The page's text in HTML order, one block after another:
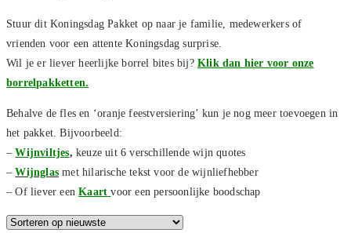
sluiten.
het
zoekpaneel
te
Stuur dit Koningsdag Pakket op naar je familie, medewerkers of
vrienden voor een attente Koningsdag surprise.
Wil je er liever heerlijke borrel bites bij? Klik dan hier voor onze
borrelpakketten.
Behalve de fles en ‘oranje feestversiering’ kun je nog meer toevoegen in
het pakket. Bijvoorbeeld:
–Wijnviltjes, keuze uit 6 verschillende wijn quotes
–Wijnglas met hilarische tekst voor de wijnliefhebber
– Of liever eenKaart voor een persoonlijke boodschap